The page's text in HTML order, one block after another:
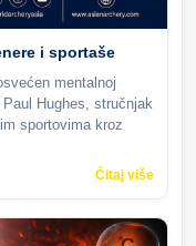
i sportaše
mentalnoj
Hughes, stručnjak
sportovima kroz
Čitaj više